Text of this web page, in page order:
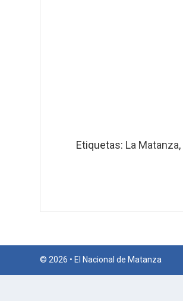
Etiquetas: La Matanza,
© 2026 • El Nacional de Matanza